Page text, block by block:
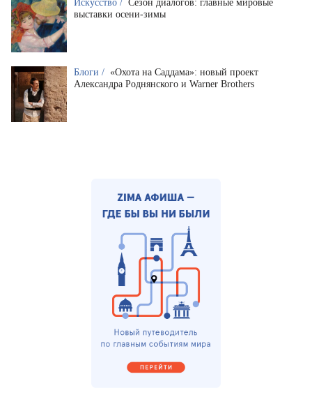
Искусство / Сезон диалогов: главные мировые
выставки осени-зимы
Блоги / «Охота на Саддама»: новый проект
Александра Роднянского и Warner Brothers